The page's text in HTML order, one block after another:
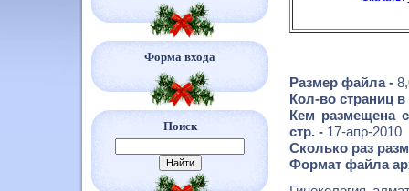
Форма входа
Поиск
Размер файла -
Кол-во страниц
Кем размещена
стр. - 17-апр-2010
Сколько раз
Формат файла